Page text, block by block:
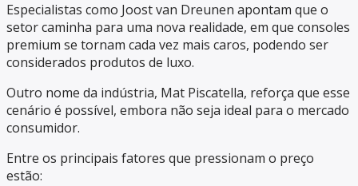
Especialistas como Joost van Dreunen apontam que o
setor caminha para uma nova realidade, em que consoles
premium se tornam cada vez mais caros, podendo ser
considerados produtos de luxo.
Outro nome da indústria, Mat Piscatella, reforça que esse
cenário é possível, embora não seja ideal para o mercado
consumidor.
Entre os principais fatores que pressionam o preço
estão: